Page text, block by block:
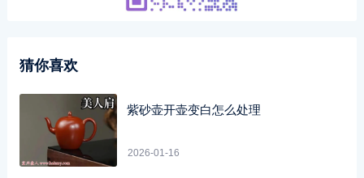
猜你喜欢
紫砂壶开壶变白怎么处理
2026-01-16